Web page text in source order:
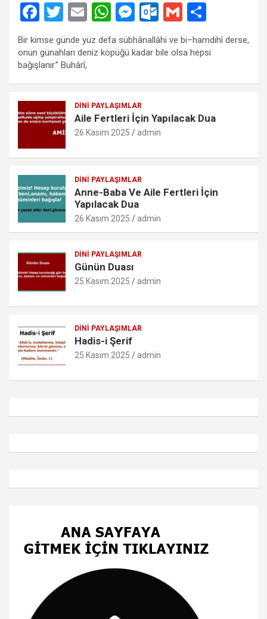
F
ce
b
o
o
k
T
wi
tt
er
E
m
ail
W
h
at
A
p
p
M
es
se
g
er
O
ut
lo
k.
o
G
m
ail
h
ar
Bir kimse günde yüz defa sübhânallâhi ve bi–hamdihî derse,
onun günahları deniz köpüğü kadar bile olsa hepsi
bağışlanır.” Buhârî,
DINI PAYLAŞIMLAR
Aile Fertleri İçin Yapılacak Dua
26 Kasım 2025 admin
DINI PAYLAŞIMLAR
Anne-Baba Ve Aile Fertleri İçin
Yapılacak Dua
26 Kasım 2025 admin
DINI PAYLAŞIMLAR
Günün Duası
25 Kasım 2025 admin
DINI PAYLAŞIMLAR
Hadis-i Şerif
25 Kasım 2025 admin